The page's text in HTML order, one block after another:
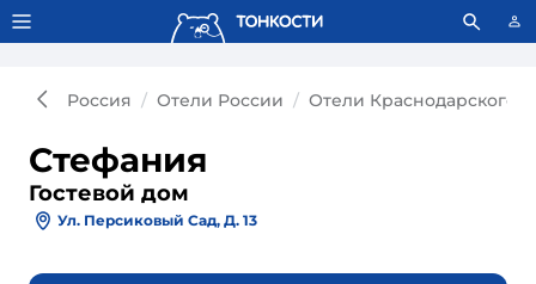
Тонкости используют сookie-файлы. Что это значит?
Россия Отели России Отели Краснодарского
Стефания
Гостевой дом
Ул. Персиковый Сад, Д. 13